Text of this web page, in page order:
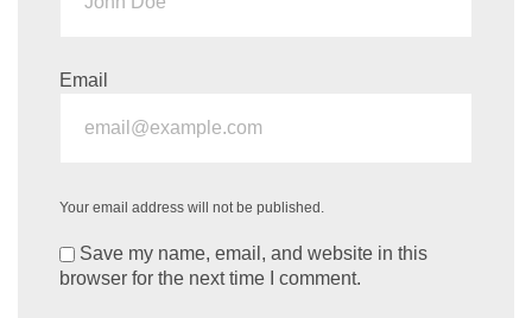
Email
Your email address will not be published.
Save my name, email, and website in this
browser for the next time I comment.